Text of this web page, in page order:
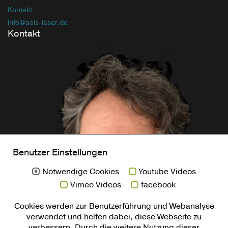
Kontakt
info@acls-laser.de
Kontakt
Benutzer Einstellungen
Notwendige Cookies
Youtube Videos
Vimeo Videos
facebook
Cookies werden zur Benutzerführung und Webanalyse
verwendet und helfen dabei, diese Webseite zu